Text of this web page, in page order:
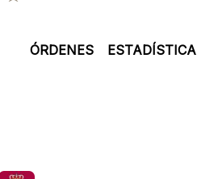
ÓRDENES ESTADÍSTICA